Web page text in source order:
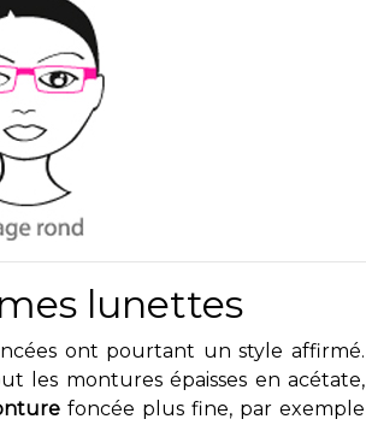
lunettes
ont pourtant un style affirmé.
les montures épaisses en acétate,
foncée plus fine, par exemple